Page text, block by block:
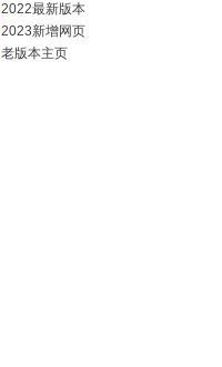
2022最新版本
2023新增网页
老版本主页